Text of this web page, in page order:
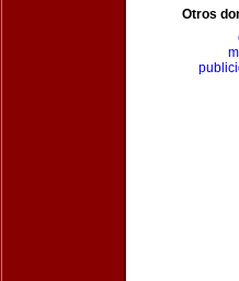
Otros